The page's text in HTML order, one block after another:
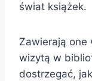
świat książek.
Zawierają one
wizytą w
dostrzegać,